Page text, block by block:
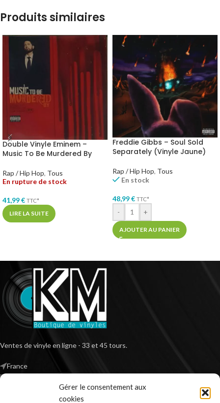
Gérer le consentement aux
cookies
Produits similaires
Double Vinyle Eminem –
Music To Be Murdered By
Rap / Hip Hop, Tous
En rupture de stock
41,99€ TTC*
LIRE LA SUITE
Freddie Gibbs – Soul Sold
Separately (Vinyle Jaune)
Rap / Hip Hop, Tous
En stock
48,99€ TTC*
- +
AJOUTER AU PANIER
Ventes de vinyle en ligne - 33 et 45 tours.
France